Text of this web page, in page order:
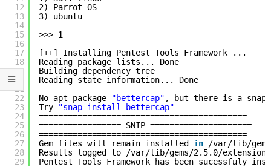
12
13
14
15
16
17
18
19
20
21
22
23
24
25
26
27
28
29
2) Parrot OS
3) ubuntu
>>> 1
[++] Installing Pentest Tools Framework ...
Reading package lists... Done
Building dependency tree
Reading state information... Done
No apt package
"bettercap" , but there is a snap
Try
"snap install bettercap"
===========================================
================= SNIP =====================
===========================================
Gem files will remain installed in
/var/lib/
Results logged to /var/lib/gems/2.5.0/
Pentest Tools Framework has been sucessfuly